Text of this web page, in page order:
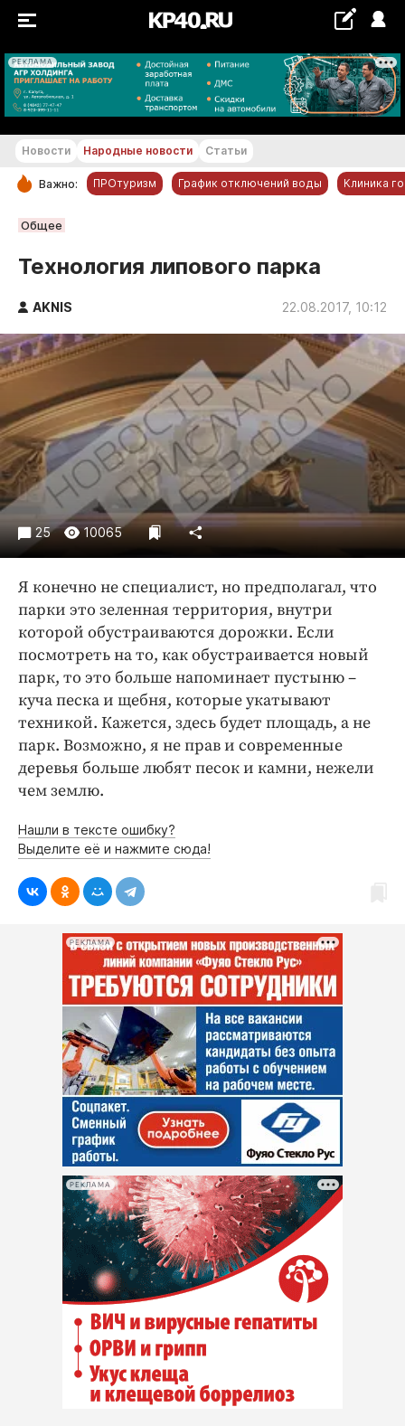
РЕКЛАМА
+17...+18 °С
РУБРИКИ
Статьи
Народные новости
Авто и транспорт
Благоустройство
Криминал
Культура
Недвижимость и ЖКХ
Образование
Общество
Праздники
Происшествия
Спорт
Экономика и бизнес
ПРОЕКТЫ
Блоги
Издания
Медиаперсона
Клиника года
Работодатель года
Новости Народные новости Статьи
Важно: ПРОтуризм График отключений воды Клиника
Общее
Технология липового парка
AKNIS 22.08.2017, 10:12
25 10065
Я конечно не специалист, но предполагал, что
парки это зеленная территория, внутри
которой обустраиваются дорожки. Если
посмотреть на то, как обустраивается новый
парк, то это больше напоминает пустыню –
куча песка и щебня, которые укатывают
техникой. Кажется, здесь будет площадь, а не
парк. Возможно, я не прав и современные
деревья больше любят песок и камни, нежели
чем землю.
Нашли в тексте ошибку?
Выделите её и нажмите сюда!
РЕКЛАМА
РЕКЛАМА